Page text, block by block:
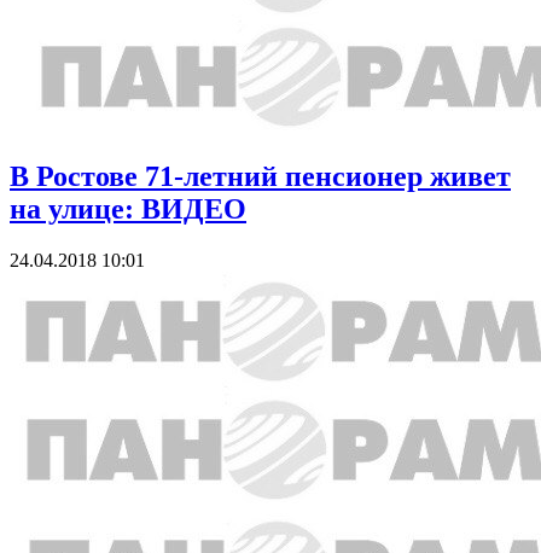
В Ростове 71-летний пенсионер живет
на улице: ВИДЕО
24.04.2018 10:01